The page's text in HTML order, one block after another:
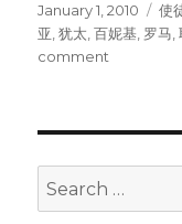
Posted
on
January 1, 2010 使
亚 ,犹太 ,百妮基 罗马 ,
comment
基
帕
Search
for: